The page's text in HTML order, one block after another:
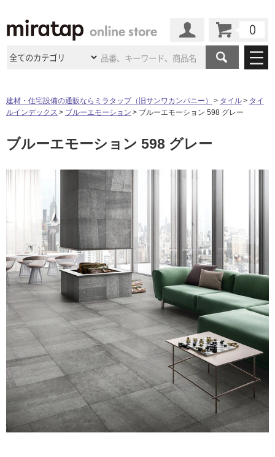
商品カテゴリ
浴室（風呂・
ム）・トイレ
建具・玄関
ウッドデッキ フローリング・ 床材
収納 インテリア・家具
照明 ペット用品
内装用建材 パネル・壁材
ロートアイアン 天然石・石材
メンテナンス・施工材 新商品
施工事例
施工事例 法人案件納入事例
ミラタップ のあるくらし お客様訪問 インタビュー
店舗・施設事例
ショールーム
ショールームのご案内 東京 ショールーム
ショールーム
名古屋ショールーム 京都ショールーム
福岡ショールーム 札幌スマートショールー
ム
横浜スマートショールー
ム
ウェルビーみのおHDC
BOX
サポート
ご利用ガイド 初めての方へ
よくある質問 お問い合わせ
修理お問い合わせ クレーム公開
説明書・図面検索 水まわり3年保証
お役立ち情報 住まいのスタイリング
アイデア
ミラタップチャンネル
オンライン相談
その他サービス
ミラタップと創る家
ASOLIE
工事会社紹介Coziコンシ
ェルジュ
自分らしい家づくり
SUVACO
最高のリノベ会社がみつ
かるリノベりす
建材・住宅設備の通販ならミラタップ（旧サンワカンパニー） タイル
タイ
ルインデックス
ブルーエモーション ブルーエモーション 598 グレー
ブルーエモーション 598 グレー
イ
ル
屋
内
床・
屋
外
床・
室